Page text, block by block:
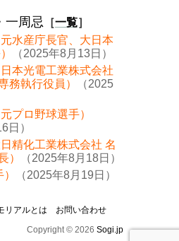
一周忌 ［一覧］
水産庁長官、大日本
（2025年8月13日）
本光電工業株式会社
務執行役員）
（2025
プロ野球選手）
日）
精化工業株式会社 名
）
（2025年8月18日）
（2025年8月19日）
リアルとは
お問い合わせ
Copyright © 2026 Sogi.jp